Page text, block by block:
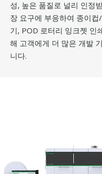
성, 높은 품질로 널리 인정
장 요구에 부응하여 종이
기, POD 로터리 잉크젯 인
해 고객에게 더 많은 개발
니다.